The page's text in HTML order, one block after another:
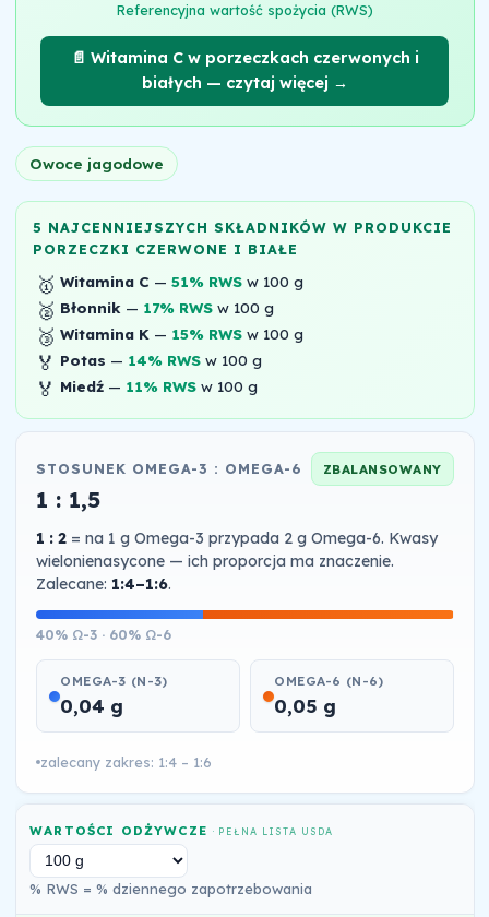
Referencyjna wartość spożycia (RWS)
📄 Witamina C w porzeczkach czerwonych i
białych — czytaj więcej →
Owoce jagodowe
5 NAJCENNIEJSZYCH SKŁADNIKÓW W PRODUKCIE
PORZECZKI CZERWONE I BIAŁE
🥇 Witamina C — 51% RWSw 100 g
🥈 Błonnik— 17% RWSw 100 g
🥉 Witamina K — 15% RWSw 100 g
🏅 Potas — 14% RWSw 100 g
🏅 Miedź— 11% RWSw 100 g
STOSUNEK OMEGA-3 : OMEGA-6 ZBALANSOWANY
1 : 1,5
1 : 2= na 1 g Omega-3 przypada 2 g Omega-6. Kwasy
wielonienasycone — ich proporcja ma znaczenie.
Zalecane: 1:4–1:6.
40% Ω-3 · 60% Ω-6
OMEGA-3 (N-3)
0,04 g
OMEGA-6 (N-6)
0,05 g
zalecany zakres: 1:4 – 1:6
WARTOŚCI ODŻYWCZE· PEŁNA LISTA USDA
% RWS = % dziennego zapotrzebowania